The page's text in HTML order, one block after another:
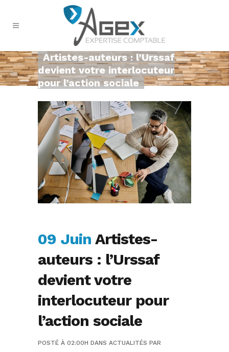
Artistes-auteurs : l’Urssaf
devient votre interlocuteur
pour l’action sociale
09 Juin Artistes-
auteurs : l’Urssaf
devient votre
interlocuteur pour
l’action sociale
POSTÉ À 02:00H DANS ACTUALITÉS PAR